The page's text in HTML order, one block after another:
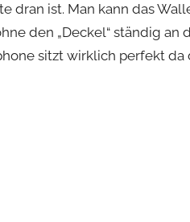
dran ist. Man kann das
den „Deckel“ ständig an
sitzt wirklich perfekt